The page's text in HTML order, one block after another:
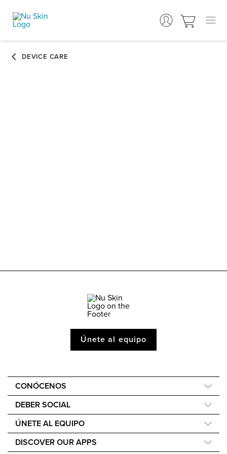
Únete al equipo
CONÓCENOS
Nuestra Historia
40.º aniversario
Careers
DEBER SOCIAL
Force for Good
Nourish the Children
Sostenibilidad
ÚNETE AL EQUIPO
DirectSelling.org
DISCOVER OUR APPS